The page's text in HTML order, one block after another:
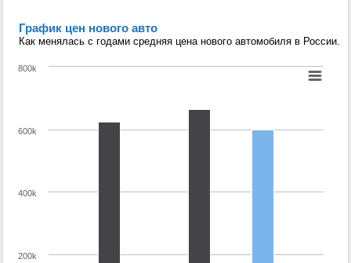
График цен нового авто
Как менялась с годами средняя цена нового автомобиля в России.
200k
400k
600k
800k